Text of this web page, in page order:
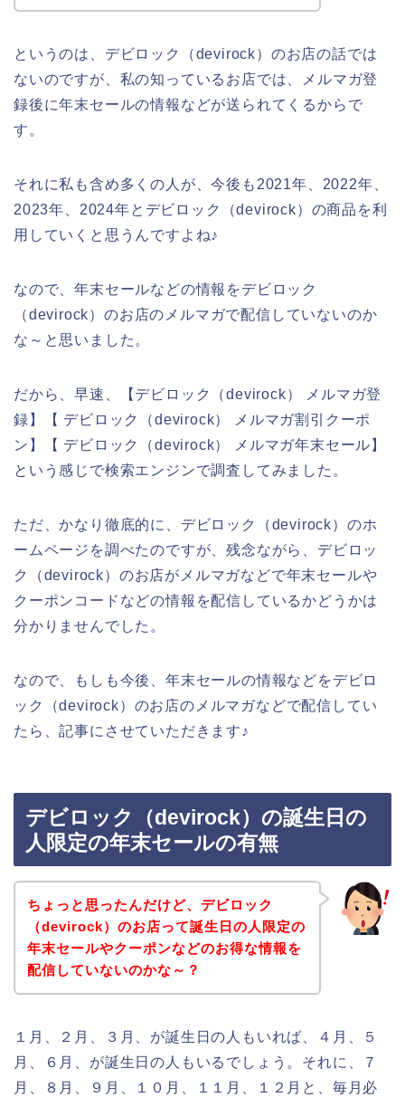
というのは、デビロック（devirock）のお店の話では
ないのですが、私の知っているお店では、メルマガ登
録後に年末セールの情報などが送られてくるからで
す。
それに私も含め多くの人が、今後も2021年、2022年、
2023年、2024年とデビロック（devirock）の商品を利
用していくと思うんですよね♪
なので、年末セールなどの情報をデビロック
（devirock）のお店のメルマガで配信していないのか
な～と思いました。
だから、早速、【デビロック（devirock） メルマガ登
録】【 デビロック（devirock） メルマガ割引クーポ
ン】【 デビロック（devirock） メルマガ年末セール】
という感じで検索エンジンで調査してみました。
ただ、かなり徹底的に、デビロック（devirock）のホ
ームページを調べたのですが、残念ながら、デビロッ
ク（devirock）のお店がメルマガなどで年末セールや
クーポンコードなどの情報を配信しているかどうかは
分かりませんでした。
なので、もしも今後、年末セールの情報などをデビロ
ック（devirock）のお店のメルマガなどで配信してい
たら、記事にさせていただきます♪
デビロック（devirock）の誕生日の
人限定の年末セールの有無
ちょっと思ったんだけど、デビロック
（devirock）のお店って誕生日の人限定の
年末セールやクーポンなどのお得な情報を
配信していないのかな～？
１月、２月、３月、が誕生日の人もいれば、４月、５
月、６月、が誕生日の人もいるでしょう。それに、７
月、８月、９月、１０月、１１月、１２月と、毎月必